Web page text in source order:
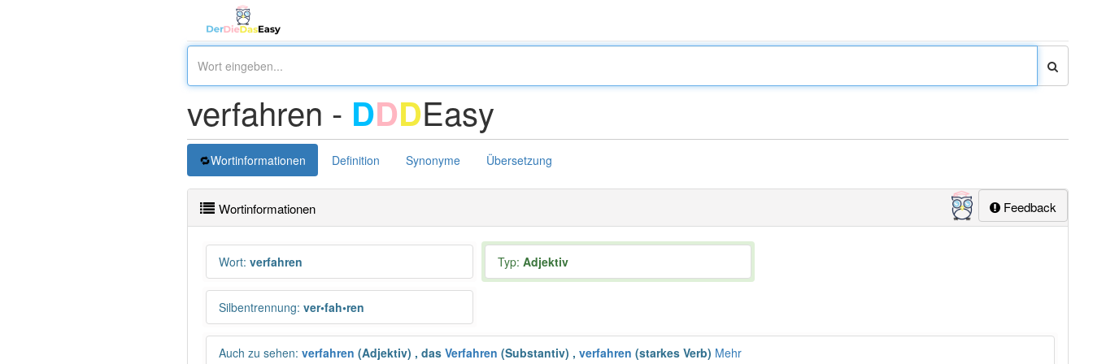
verfahren - DDDEasy
Wortinformationen Definition Synonyme Übersetzung
Feedback
Wortinformationen
Wort: verfahren Typ: Adjektiv
Silbentrennung: ver•fah•ren
Auch zu sehen: verfahren (Adjektiv) , das Verfahren (Substantiv) , verfahren (starkes Verb) Mehr